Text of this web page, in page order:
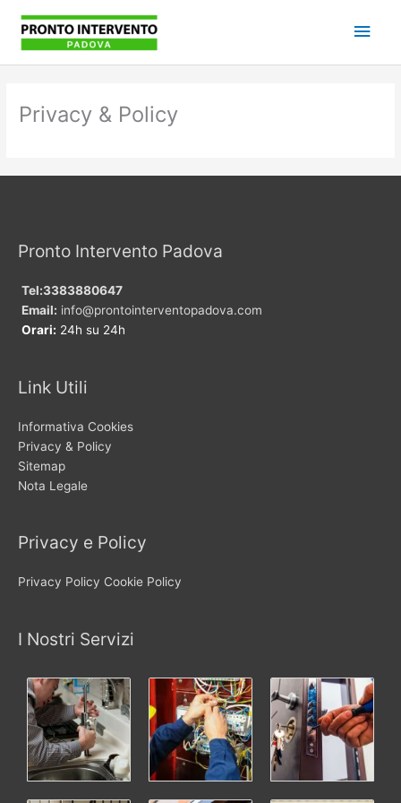
contenuto
Privacy & Policy
Pronto Intervento Padova
Tel:3383880647
Email: info@prontointerventopadova.com
Orari: 24h su 24h
Link Utili
Informativa Cookies
Privacy & Policy
Sitemap
Nota Legale
Privacy e Policy
Privacy Policy Cookie Policy
I Nostri Servizi